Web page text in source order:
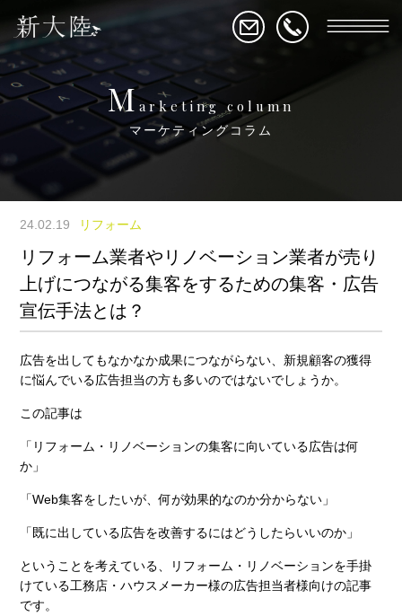
Marketing column
マーケティングコラム
24.02.19 リフォーム
リフォーム業者やリノベーション業者が売り
上げにつながる集客をするための集客・広告
宣伝手法とは？
広告を出してもなかなか成果につながらない、新規顧客の獲得
に悩んでいる広告担当の方も多いのではないでしょうか。
この記事は
「リフォーム・リノベーションの集客に向いている広告は何
か」
「Web集客をしたいが、何が効果的なのか分からない」
「既に出している広告を改善するにはどうしたらいいのか」
ということを考えている、リフォーム・リノベーションを手掛
けている工務店・ハウスメーカー様の広告担当者様向けの記事
です。